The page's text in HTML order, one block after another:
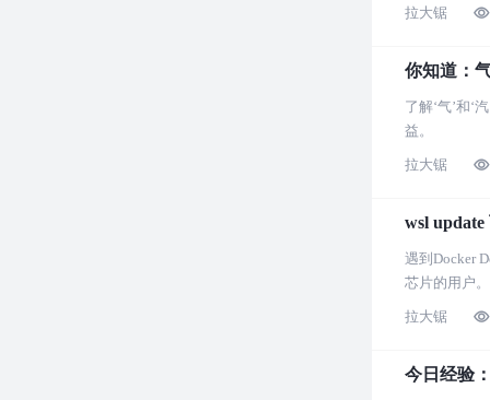
拉大锯
你知道：
了解‘气’和‘
益。
拉大锯
wsl
遇到Docker
芯片的用户。
拉大锯
今日经验